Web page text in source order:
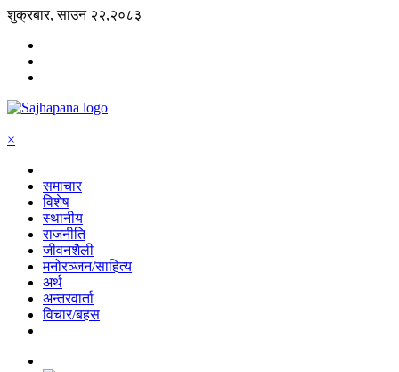
शुक्रबार, साउन २२,२०८३
×
समाचार
विशेष
स्थानीय
राजनीति
जीवनशैली
मनोरञ्जन/साहित्य
अर्थ
अन्तरवार्ता
विचार/बहस